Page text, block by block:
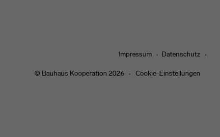
Impressum Datenschutz
© Bauhaus Kooperation 2026 Cookie-Einstellungen